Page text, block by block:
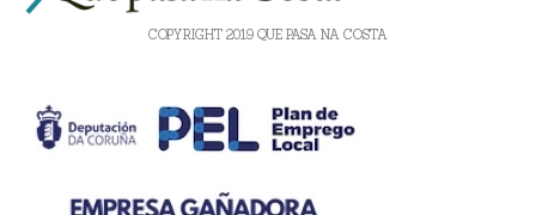
COPYRIGHT 2019 QUE PASA NA COSTA